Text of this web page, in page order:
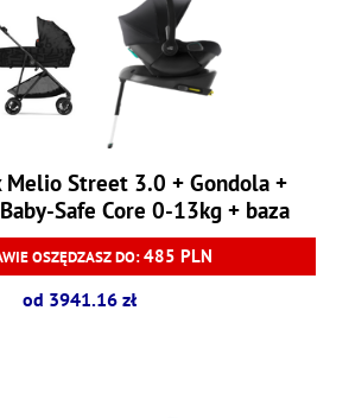
Melio Street 3.0 + Gondola +
Safe Core 0-13kg + baza
Baby-Safe Core
OSZĘDZASZ DO:485 PLN
od 3941.16 zł